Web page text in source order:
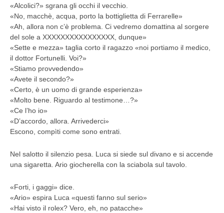
«Alcolici?» sgrana gli occhi il vecchio.
«No, macchè, acqua, porto la bottiglietta di Ferrarelle»
«Ah, allora non c’è problema. Ci vedremo domattina al sorgere
del sole a XXXXXXXXXXXXXXXX, dunque»
«Sette e mezza» taglia corto il ragazzo «noi portiamo il medico,
il dottor Fortunelli. Voi?»
«Stiamo provvedendo»
«Avete il secondo?»
«Certo, è un uomo di grande esperienza»
«Molto bene. Riguardo al testimone…?»
«Ce l’ho io»
«D’accordo, allora. Arrivederci»
Escono, compìti come sono entrati.
Nel salotto il silenzio pesa. Luca si siede sul divano e si accende
una sigaretta. Ario giocherella con la sciabola sul tavolo.
«Forti, i gaggi» dice.
«Ario» espira Luca «questi fanno sul serio»
«Hai visto il rolex? Vero, eh, no patacche»